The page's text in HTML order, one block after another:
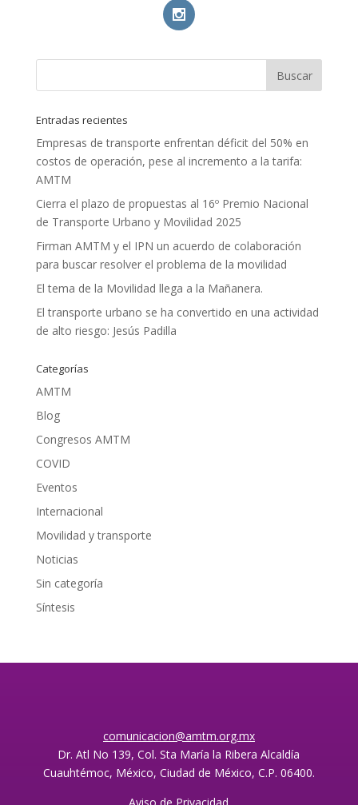
Entradas recientes
Empresas de transporte enfrentan déficit del 50% en
costos de operación, pese al incremento a la tarifa:
AMTM
Cierra el plazo de propuestas al 16º Premio Nacional
de Transporte Urbano y Movilidad 2025
Firman AMTM y el IPN un acuerdo de colaboración
para buscar resolver el problema de la movilidad
El tema de la Movilidad llega a la Mañanera.
El transporte urbano se ha convertido en una actividad
de alto riesgo: Jesús Padilla
Categorías
AMTM
Blog
Congresos AMTM
COVID
Eventos
Internacional
Movilidad y transporte
Noticias
Sin categoría
Síntesis
comunicacion@amtm.org.mx
Dr. Atl No 139, Col. Sta María la Ribera Alcaldía
Cuauhtémoc, México, Ciudad de México, C.P. 06400.